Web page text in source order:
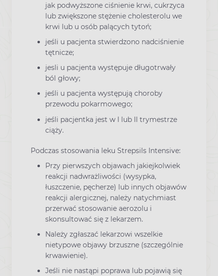
jak podwyższone ciśnienie krwi, cukrzyca
lub zwiększone stężenie cholesterolu we
krwi lub u osób palących tytoń;
jeśli u pacjenta stwierdzono nadciśnienie
tętnicze;
jesli u pacjenta występuje długotrwały
ból głowy;
jeśli u pacjenta występują choroby
przewodu pokarmowego;
jeśli pacjentka jest w I lub II trymestrze
ciąży.
Podczas stosowania leku Strepsils Intensive:
Przy pierwszych objawach jakiejkolwiek
reakcji nadwrażliwości (wysypka,
łuszczenie, pęcherze) lub innych objawów
reakcji alergicznej, należy natychmiast
przerwać stosowanie aerozolu i
skonsultować się z lekarzem.
Należy zgłaszać lekarzowi wszelkie
nietypowe objawy brzuszne (szczególnie
krwawienie).
Jeśli nie nastąpi poprawa lub pojawią się